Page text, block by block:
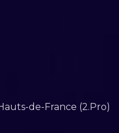
de-France (2.Pro)